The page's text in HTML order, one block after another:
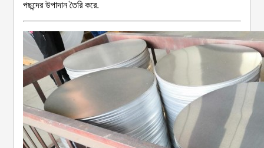
পছন্দের উপাদান তৈরি করে.